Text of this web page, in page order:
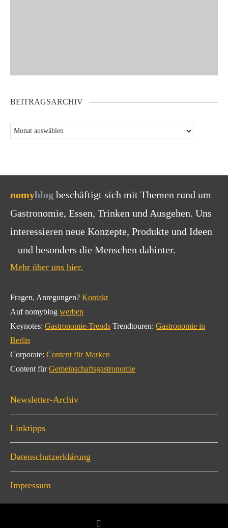
BEITRAGSARCHIV
nomyblog beschäftigt sich mit Themen rund um
Gastronomie, Essen, Trinken und Ausgehen. Uns
interessieren neue Konzepte, Produkte und Ideen
– und besonders die Menschen dahinter.
Mehr über uns hier.
Fragen, Anregungen? Kontakt
Auf nomyblog werben
Keynotes: Gastronomie-Trends Trendtouren: Gastronomie in
Berlin
Corporate: Content für Marken
Content fürGemeinschaftsgastronomie
Newsletter-Archiv
Linktipps
Datenschutzerklärung
Impressum